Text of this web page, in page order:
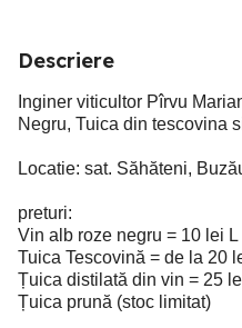
Descriere
Inginer viticultor Pîrvu
Negru, Tuica din tescovina
Locatie: sat. Săhăteni,
preturi:
Vin alb roze negru = 10 lei
Tuica Tescovină = de la 20
Țuica distilată din vin = 25
Țuica prună (stoc limitat)